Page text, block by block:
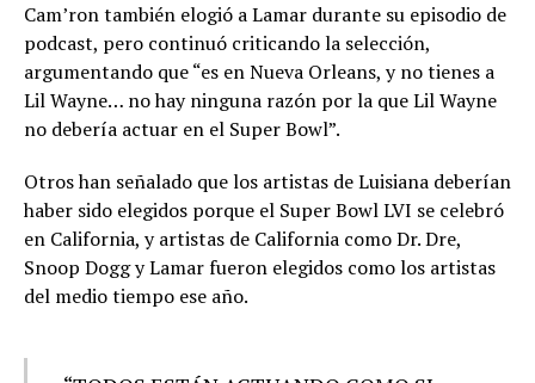
Cam’ron también elogió a Lamar durante su episodio de
podcast, pero continuó criticando la selección,
argumentando que “es en Nueva Orleans, y no tienes a
Lil Wayne… no hay ninguna razón por la que Lil Wayne
no debería actuar en el Super Bowl”.
Otros han señalado que los artistas de Luisiana deberían
haber sido elegidos porque el Super Bowl LVI se celebró
en California, y artistas de California como Dr. Dre,
Snoop Dogg y Lamar fueron elegidos como los artistas
del medio tiempo ese año.